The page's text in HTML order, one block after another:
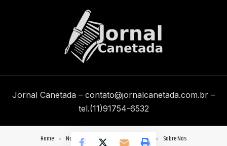
Jornal Canetada – contato@jornalcanetada.com.br –
tel.(11)91754-6532
Home Notícias Quem Faz Contato Sobre Nós